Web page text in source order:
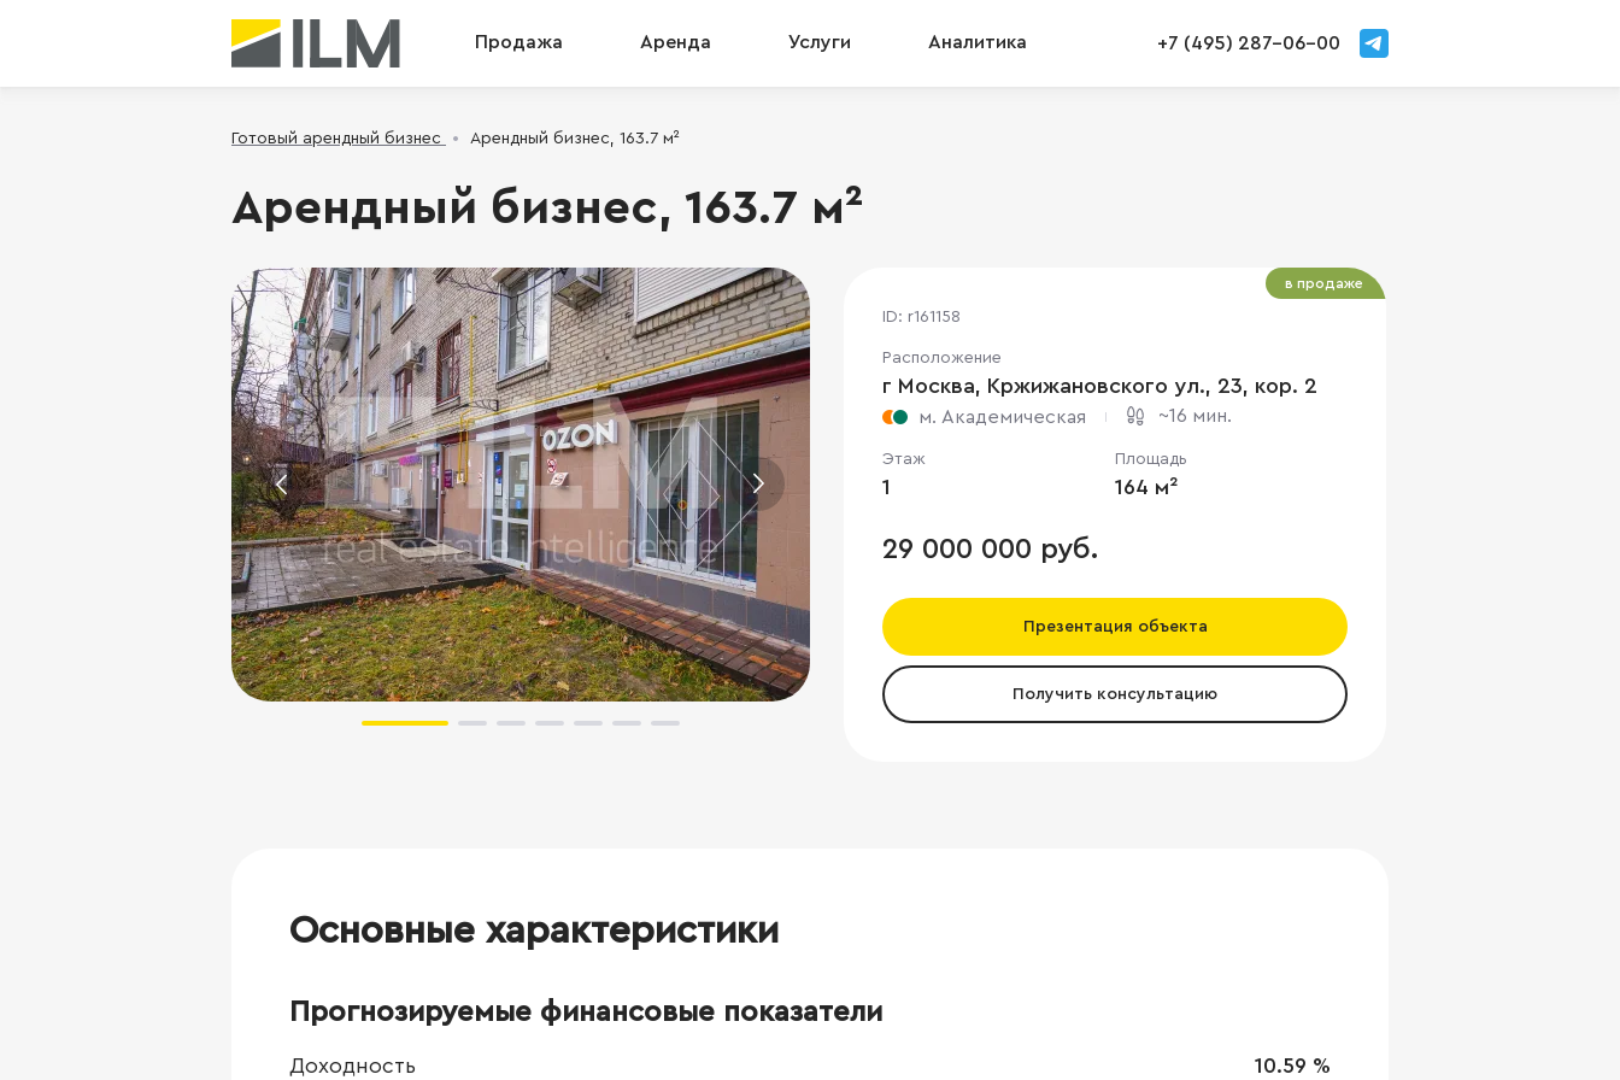
Продажа Аренда Услуги Аналитика +7 (495) 287-06-00
Готовый арендный бизнес Арендный бизнес, 163.7 м²
Арендный бизнес, 163.7 м²
ID: r161158
Расположение
г Москва, Кржижановского ул., 23, кор. 2
м. Академическая ~16 мин.
Этаж
1
Площадь
164 м²
29 000 000 руб.
Презентация объекта
Получить консультацию
в продаже
Основные характеристики
Прогнозируемые финансовые показатели
Доходность 10.59 %